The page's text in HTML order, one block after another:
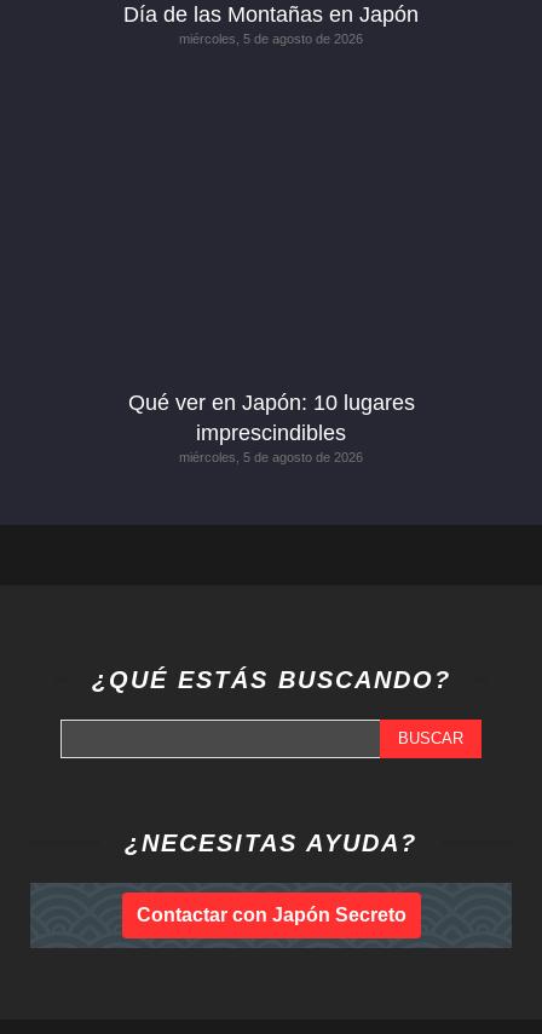
Día de las Montañas en Japón
miércoles, 5 de agosto de 2026
Qué ver en Japón: 10 lugares
imprescindibles
miércoles, 5 de agosto de 2026
¿QUÉ ESTÁS BUSCANDO?
BUSCAR
¿NECESITAS AYUDA?
Contactar con Japón Secreto